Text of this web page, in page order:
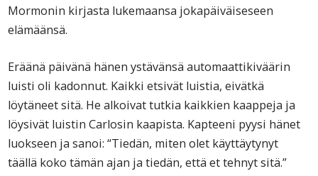
Mormonin kirjasta lukemaansa jokapäiväiseseen
elämäänsä.
Eräänä päivänä hänen ystävänsä automaattikiväärin
luisti oli kadonnut. Kaikki etsivät luistia, eivätkä
löytäneet sitä. He alkoivat tutkia kaikkien kaappeja ja
löysivät luistin Carlosin kaapista. Kapteeni pyysi hänet
luokseen ja sanoi: “Tiedän, miten olet käyttäytynyt
täällä koko tämän ajan ja tiedän, että et tehnyt sitä.”